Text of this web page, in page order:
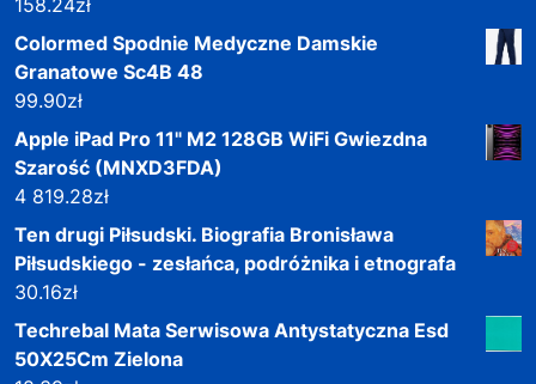
Colormed Spodnie Medyczne Damskie
Granatowe Sc4B 48
99.90zł
Apple iPad Pro 11" M2 128GB WiFi Gwiezdna
Szarość (MNXD3FDA)
4 819.28zł
Ten drugi Piłsudski. Biografia Bronisława
Piłsudskiego - zesłańca, podróżnika i etnografa
30.16zł
Techrebal Mata Serwisowa Antystatyczna Esd
50X25Cm Zielona